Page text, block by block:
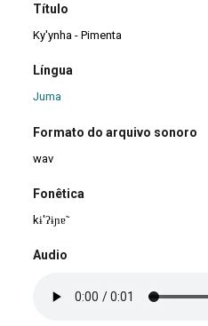
Título
Ky'ynha - Pimenta
Língua
Juma
Formato do arquivo sonoro
wav
Fonêtica
kɨ'ʔɨɲɐ̃
Audio